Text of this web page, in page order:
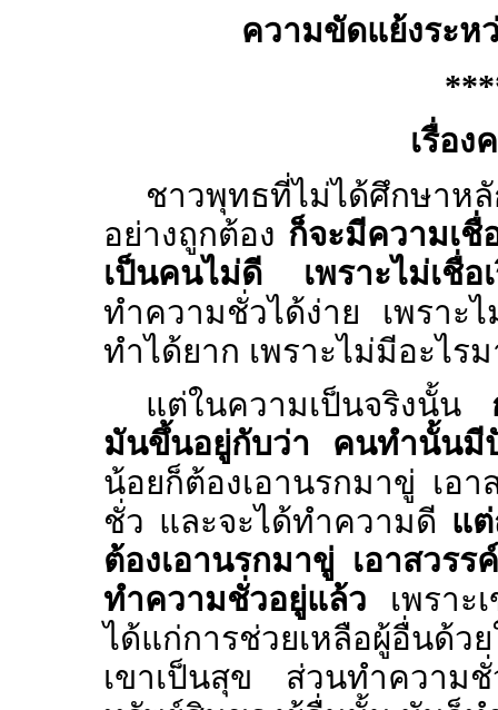
ความขัดแย้งระห
เรื่อง
ชาวพุทธที่ไม่ได้ศึกษาหลั
อย่างถูกต้อง ก็จะมีความเ
เป็นคนไม่ดี เพราะไม่เชื่
ทำความชั่วได้ง่าย เพราะ
ทำได้ยาก เพราะไม่มีอะไร
แต่ในความเป็นจริงนั้น
มันขึ้นอยู่กับว่า คนทำนั้น
น้อยก็ต้องเอานรกมาขู่ เอ
ชั่ว และจะได้ทำความดี แ
ต้องเอานรกมาขู่ เอาสวร
ทำความชั่วอยู่แล้ว เพราะ
ได้แก่การช่วยเหลือผู้อื่นด้
เขาเป็นสุข ส่วนทำความ